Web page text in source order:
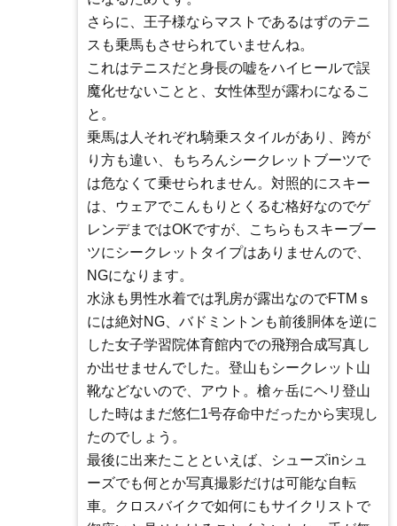
さらに、王子様ならマストであるはずのテニ
スも乗馬もさせられていませんね。
これはテニスだと身長の嘘をハイヒールで誤
魔化せないことと、女性体型が露わになるこ
と。
乗馬は人それぞれ騎乗スタイルがあり、跨が
り方も違い、もちろんシークレットブーツで
は危なくて乗せられません。対照的にスキー
は、ウェアでこんもりとくるむ格好なのでゲ
レンデまではOKですが、こちらもスキーブー
ツにシークレットタイプはありませんので、
NGになります。
水泳も男性水着では乳房が露出なのでFTMｓ
には絶対NG、バドミントンも前後胴体を逆に
した女子学習院体育館内での飛翔合成写真し
か出せませんでした。登山もシークレット山
靴などないので、アウト。槍ヶ岳にヘリ登山
した時はまだ悠仁1号存命中だったから実現し
たのでしょう。
最後に出来たことといえば、シューズinシュ
ーズでも何とか写真撮影だけは可能な自転
車。クロスバイクで如何にもサイクリストで